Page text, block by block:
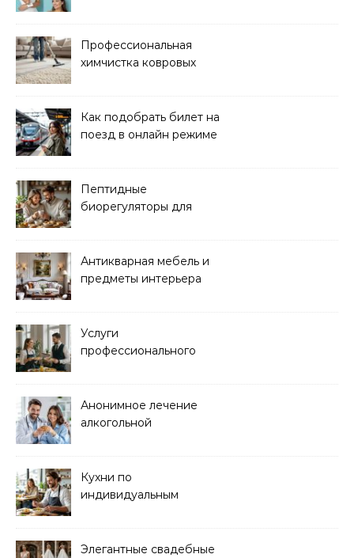
Профессиональная
химчистка ковровых
Как подобрать билет на
поезд в онлайн режиме
Пептидные
биорегуляторы для
Антикварная мебель и
предметы интерьера
Услуги
профессионального
формата
Анонимное лечение
алкогольной
Кухни по
индивидуальным
Элегантные свадебные